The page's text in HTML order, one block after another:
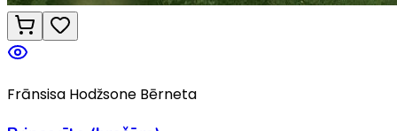
Frānsisa Hodžsone Bērneta